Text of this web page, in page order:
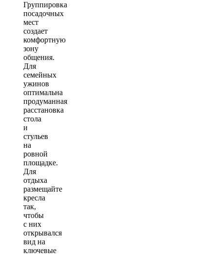
Группировка
посадочных
мест
создает
комфортную
зону
общения.
Для
семейных
ужинов
оптимальна
продуманная
расстановка
стола
и
стульев
на
ровной
площадке.
Для
отдыха
размещайте
кресла
так,
чтобы
с них
открывался
вид на
ключевые